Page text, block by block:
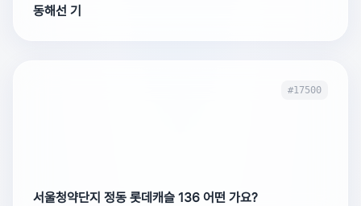
동해선 기
#17500
서울청약단지 정동 롯데캐슬 136 어떤 가요?